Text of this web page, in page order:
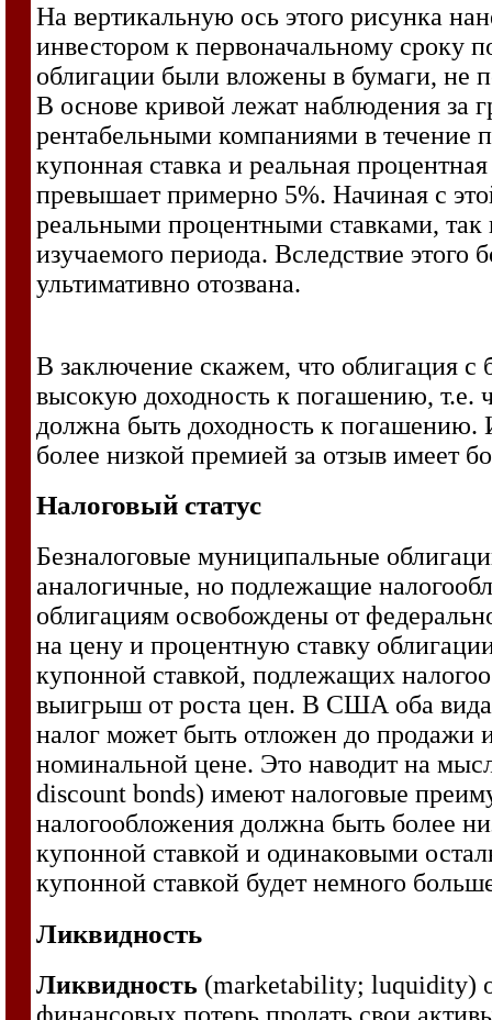
На вертикальную ось этого рисунка
инвестором к первоначальному сроку
облигации были вложены в бумаги, не
В основе кривой лежат наблюдения
рентабельными компаниями в течение
купонная ставка и реальная
превышает примерно 5%. Начиная с
реальными процентными ставками, так
изучаемого периода. Вследствие
ультимативно отозвана.
В заключение скажем, что облигация с
высокую доходность к погашению, т.е.
должна быть доходность к погашению.
более низкой премией за отзыв имеет
Налоговый статус
Безналоговые муниципальные
аналогичные, но подлежащие
облигациям освобождены от
на цену и процентную ставку
купонной ставкой, подлежащих
выигрыш от роста цен. В США оба вида
налог может быть отложен до продажи
номинальной цене. Это наводит на
discount bonds) имеют налоговые
налогообложения должна быть более
купонной ставкой и одинаковыми
купонной ставкой будет немного
Ликвидность
Ликвидность (marketability; luquidity)
финансовых потерь продать свои